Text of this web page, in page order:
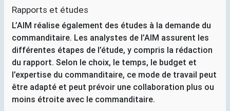
Rapports et études
L’AIM réalise également des études à la demande du
commanditaire. Les analystes de l’AIM assurent les
différentes étapes de l’étude, y compris la rédaction
du rapport. Selon le choix, le temps, le budget et
l’expertise du commanditaire, ce mode de travail peut
être adapté et peut prévoir une collaboration plus ou
moins étroite avec le commanditaire.